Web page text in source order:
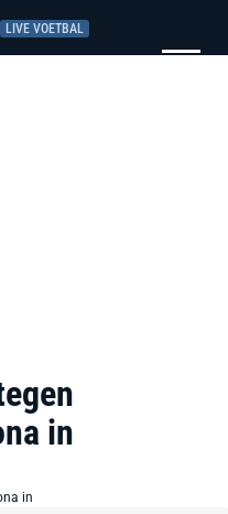
LIVE VOETBAL
in